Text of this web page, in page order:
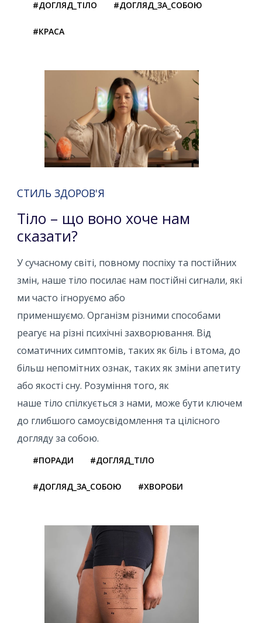
#ДОГЛЯД_ТІЛО #ДОГЛЯД_ЗА_СОБОЮ
#КРАСА
СТИЛЬ ЗДОРОВ'Я
Тіло – що воно хоче нам
сказати?
У сучасному світі, повному поспіху та постійних
змін, наше тіло посилає нам постійні сигнали, які
ми часто ігноруємо або
применшуємо. Організм різними способами
реагує на різні психічні захворювання. Від
соматичних симптомів, таких як біль і втома, до
більш непомітних ознак, таких як зміни апетиту
або якості сну. Розуміння того, як
наше тіло спілкується з нами, може бути ключем
до глибшого самоусвідомлення та цілісного
догляду за собою.
#ПОРАДИ #ДОГЛЯД_ТІЛО
#ДОГЛЯД_ЗА_СОБОЮ #ХВОРОБИ